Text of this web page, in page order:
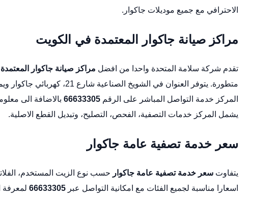
الاحترافي مع جميع موديلات جاكوار.
مراكز صيانة جاكوار المعتمدة في الكويت
تقدم شركة سلامة المتحدة واحدا من افضل مراكز صيانة جاكوار
متطورة. يتوفر العنوان في الشويخ الصناعية شارع 21،
كهربائي جاكوار
المركز خدمة التواصل المباشر على الرقم 66633305 بالاضافة الى
يشمل المركز خدمات التصفية، الفحص، التصليح، وتبديل القطع الاصلية.
سعر خدمة تصفية عامة جاكوار
يتفاوت سعر خدمة تصفية عامة جاكوار حسب نوع الزيت المستخدم،
اسعارا مناسبة لجميع الفئات مع امكانية التواصل عبر 66633305 لمعرفة